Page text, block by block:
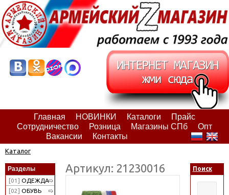
Главная НОВИНКИ Каталоги
Прайс
Сотрудничество
Розница Магазины СПб
Опт
Вакансии
Контакты
Каталог
Разделы
[01] ОДЕЖДА
[02] ОБУВЬ
Артикул: 21230016 Поиск